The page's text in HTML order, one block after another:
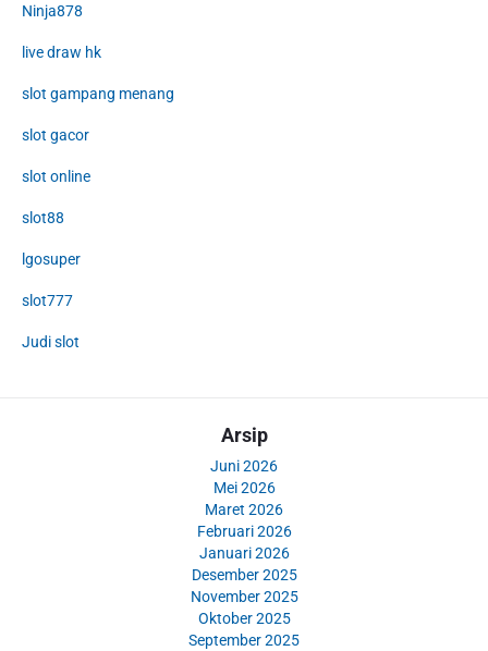
Ninja878
live draw hk
slot gampang menang
slot gacor
slot online
slot88
lgosuper
slot777
Judi slot
Arsip
Juni 2026
Mei 2026
Maret 2026
Februari 2026
Januari 2026
Desember 2025
November 2025
Oktober 2025
September 2025